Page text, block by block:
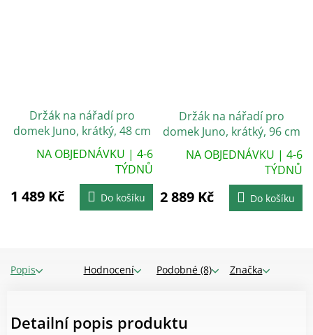
Držák na nářadí pro
domek Juno, krátký, 48 cm
NA OBJEDNÁVKU | 4-6
TÝDNŮ
1 489 Kč Do košíku
Držák na nářadí pro
domek Juno, krátký, 96 cm
NA OBJEDNÁVKU | 4-6
TÝDNŮ
2 889 Kč Do košíku
Popis Podobné (8)
Hodnocení Značka
Detailní popis produktu